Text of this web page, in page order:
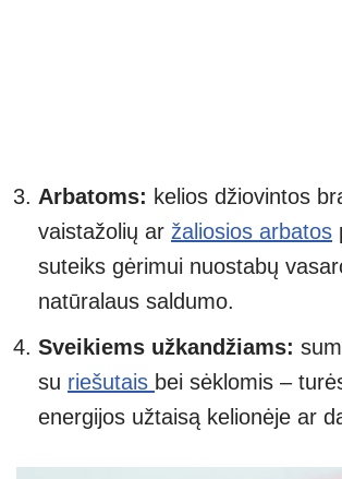
Arbatoms: kelios džiovintos
vaistažolių ar žaliosios arbatos
suteiks gėrimui nuostabų
natūralaus saldumo.
Sveikiems užkandžiams:
su riešutais bei sėklomis –
energijos užtaisą kelionėje ar